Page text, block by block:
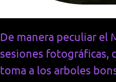
De manera peculiar el
sesiones fotográficas,
toma a los arboles